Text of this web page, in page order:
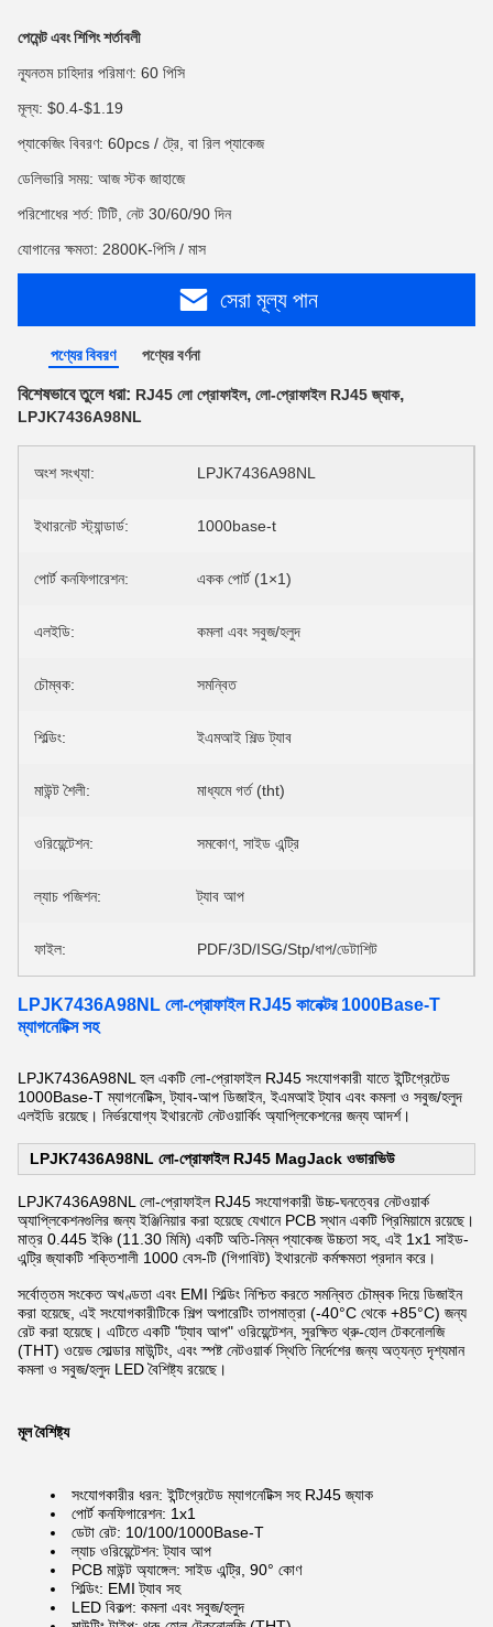
পেমেন্ট এবং শিপিং শর্তাবলী
ন্যূনতম চাহিদার পরিমাণ: 60 পিসি
মূল্য: $0.4-$1.19
প্যাকেজিং বিবরণ: 60pcs / ট্রে, বা রিল প্যাকেজ
ডেলিভারি সময়: আজ স্টক জাহাজে
পরিশোধের শর্ত: টিটি, নেট 30/60/90 দিন
যোগানের ক্ষমতা: 2800K-পিসি / মাস
সেরা মূল্য পান
পণ্যের বিবরণ পণ্যের বর্ণনা
বিশেষভাবে তুলে ধরা: RJ45 লো প্রোফাইল, লো-প্রোফাইল RJ45 জ্যাক,
LPJK7436A98NL
অংশ সংখ্যা: LPJK7436A98NL
ইথারনেট স্ট্যান্ডার্ড: 1000base-t
পোর্ট কনফিগারেশন: একক পোর্ট (1×1)
এলইডি: কমলা এবং সবুজ/হলুদ
চৌম্বক: সমন্বিত
শিল্ডিং: ইএমআই শিল্ড ট্যাব
মাউন্ট শৈলী: মাধ্যমে গর্ত (tht)
ওরিয়েন্টেশন: সমকোণ, সাইড এন্ট্রি
ল্যাচ পজিশন: ট্যাব আপ
ফাইল: PDF/3D/ISG/Stp/ধাপ/ডেটাশিট
LPJK7436A98NL লো-প্রোফাইল RJ45 কানেক্টর 1000Base-T
ম্যাগনেটিক্স সহ
LPJK7436A98NL হল একটি লো-প্রোফাইল RJ45 সংযোগকারী যাতে ইন্টিগ্রেটেড
1000Base-T ম্যাগনেটিক্স, ট্যাব-আপ ডিজাইন, ইএমআই ট্যাব এবং কমলা ও সবুজ/হলুদ
এলইডি রয়েছে। নির্ভরযোগ্য ইথারনেট নেটওয়ার্কিং অ্যাপ্লিকেশনের জন্য আদর্শ।
LPJK7436A98NL লো-প্রোফাইল RJ45 MagJack ওভারভিউ
LPJK7436A98NL লো-প্রোফাইল RJ45 সংযোগকারী উচ্চ-ঘনত্বের নেটওয়ার্ক
অ্যাপ্লিকেশনগুলির জন্য ইঞ্জিনিয়ার করা হয়েছে যেখানে PCB স্থান একটি প্রিমিয়ামে রয়েছে।
মাত্র 0.445 ইঞ্চি (11.30 মিমি) একটি অতি-নিম্ন প্যাকেজ উচ্চতা সহ, এই 1x1 সাইড-
এন্ট্রি জ্যাকটি শক্তিশালী 1000 বেস-টি (গিগাবিট) ইথারনেট কর্মক্ষমতা প্রদান করে।
সর্বোত্তম সংকেত অখণ্ডতা এবং EMI শিল্ডিং নিশ্চিত করতে সমন্বিত চৌম্বক দিয়ে ডিজাইন
করা হয়েছে, এই সংযোগকারীটিকে শিল্প অপারেটিং তাপমাত্রা (-40°C থেকে +85°C) জন্য
রেট করা হয়েছে। এটিতে একটি "ট্যাব আপ" ওরিয়েন্টেশন, সুরক্ষিত থ্রু-হোল টেকনোলজি
(THT) ওয়েভ সোল্ডার মাউন্টিং, এবং স্পষ্ট নেটওয়ার্ক স্থিতি নির্দেশের জন্য অত্যন্ত দৃশ্যমান
কমলা ও সবুজ/হলুদ LED বৈশিষ্ট্য রয়েছে।
মূল বৈশিষ্ট্য
সংযোগকারীর ধরন: ইন্টিগ্রেটেড ম্যাগনেটিক্স সহ RJ45 জ্যাক
পোর্ট কনফিগারেশন: 1x1
ডেটা রেট: 10/100/1000Base-T
ল্যাচ ওরিয়েন্টেশন: ট্যাব আপ
PCB মাউন্ট অ্যাঙ্গেল: সাইড এন্ট্রি, 90° কোণ
শিল্ডিং: EMI ট্যাব সহ
LED বিকল্প: কমলা এবং সবুজ/হলুদ